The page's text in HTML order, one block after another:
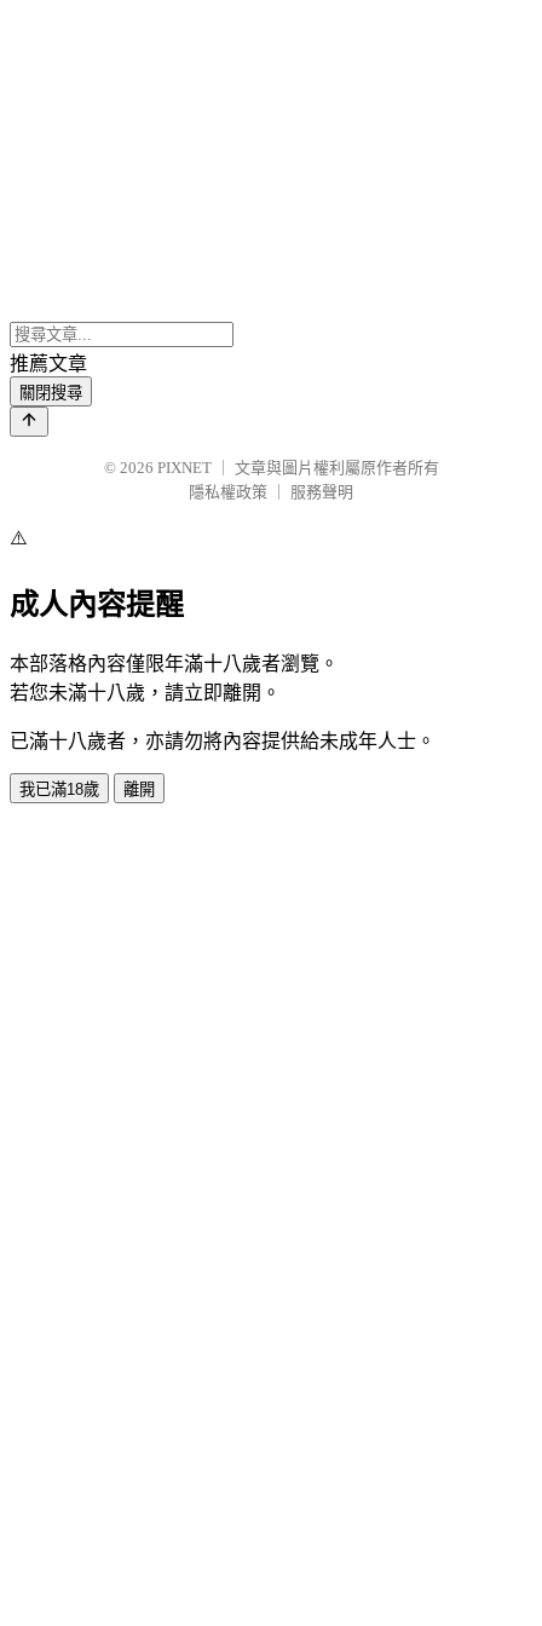
推薦文章
關閉搜尋
© 2026 PIXNET
文章與圖片權利屬原作者所有
隱私權政策
服務聲明
⚠️
成人內容提醒
本部落格內容僅限年滿十八歲者瀏覽。
若您未滿十八歲，請立即離開。
已滿十八歲者，亦請勿將內容提供給未成年人士。
我已滿18歲 離開